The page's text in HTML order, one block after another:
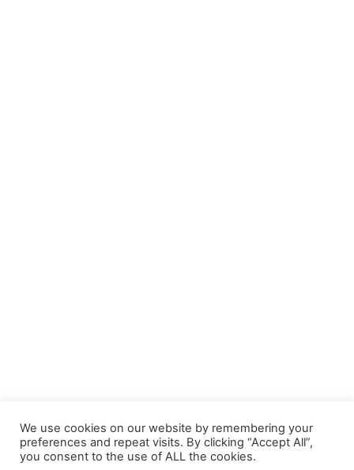
We use cookies on our website by remembering your
preferences and repeat visits. By clicking “Accept All”,
you consent to the use of ALL the cookies.